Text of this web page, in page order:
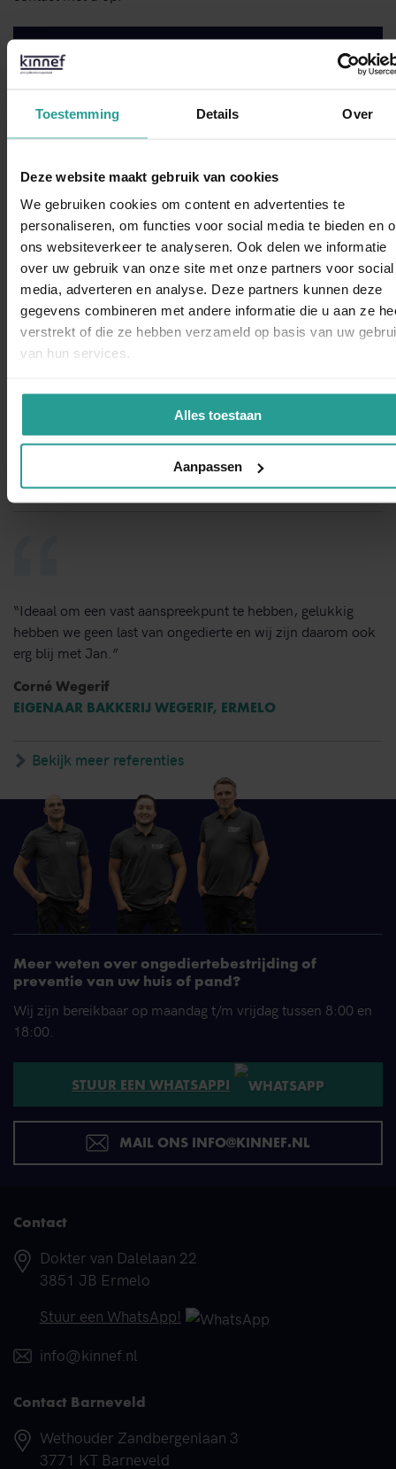
Toestemming Details Over
Deze website maakt gebruik van cookies
We gebruiken cookies om content en advertenties te
personaliseren, om functies voor social media te bieden en
ons websiteverkeer te analyseren. Ook delen we informatie
over uw gebruik van onze site met onze partners voor social
media, adverteren en analyse. Deze partners kunnen deze
gegevens combineren met andere informatie die u aan ze
verstrekt of die ze hebben verzameld op basis van uw
van hun services.
Alles toestaan
Aanpassen
STUUR EEN WHATSAPP!
NEEM CONTACT MET ONS OP
Dit zeggen opdrachtgevers over Kinnef
“Kinnef Plaagdiermanagement heeft bij ons op en adequate
manier de ongedierte bestrijding uitgevoerd. Wij zijn zeer
van bestrijden en de vlotte follow up. Dit bedrijf bevelen wij
“Ideaal om een vast aanspreekpunt te hebben, gelukkig
hebben we geen last van ongedierte en wij zijn daarom ook
erg blij met Jan.”
Corné Wegerif
EIGENAAR BAKKERIJ WEGERIF, ERMELO
Bekijk meer referenties
Meer weten over ongediertebestrijding of
preventie van uw huis of pand?
Wij zijn bereikbaar op maandag t/m vrijdag tussen 8:00 en
18:00.
STUUR EEN WHATSAPP!
MAIL ONS INFO@KINNEF.NL
Contact
Adres
Dokter van Dalelaan 22
3851 JB Ermelo
Telefoonnummer
Stuur een WhatsApp!
E-mail
info@kinnef.nl
Contact Barneveld
Adres
Wethouder Zandbergenlaan 3
3771 KT Barneveld